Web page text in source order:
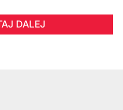
DALEJ